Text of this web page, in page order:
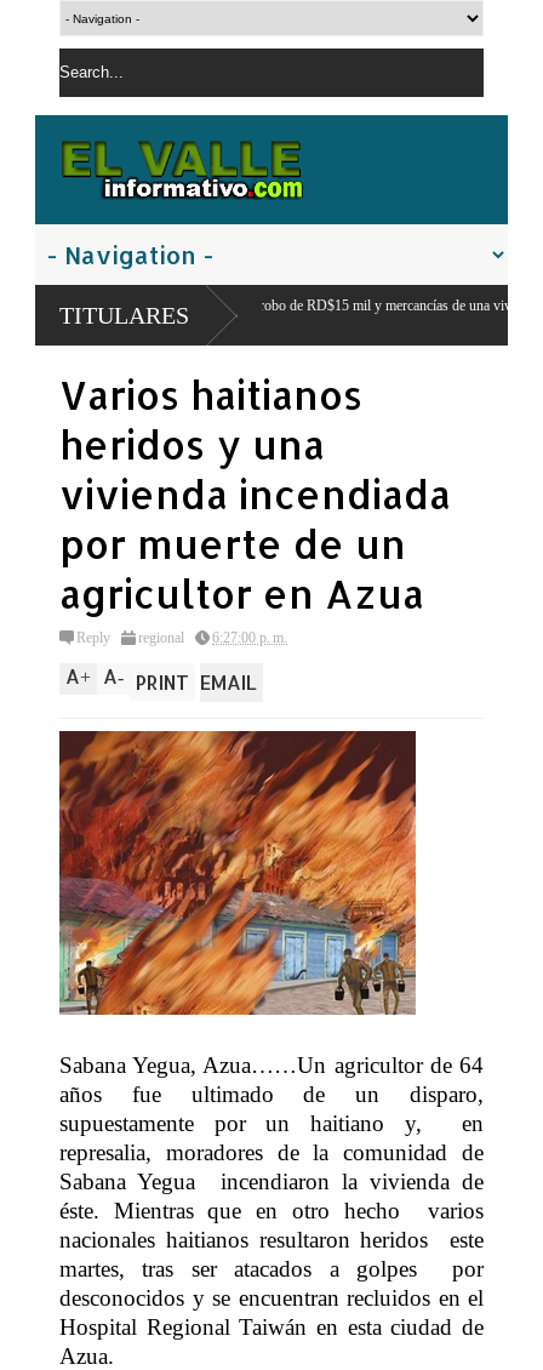
TITULARES
implicado en robo de RD$15 mil y mercancías de una vivienda en
Prisión
Varios haitianos
heridos y una
vivienda incendiada
por muerte de un
agricultor en Azua
Reply regional 6:27:00 p. m.
A+ A- PRINT EMAIL
Sabana Yegua, Azua……Un agricultor de 64
años fue ultimado de un disparo,
supuestamente por un haitiano y, en
represalia, moradores de la comunidad de
Sabana Yegua incendiaron la vivienda de
éste. Mientras que en otro hecho varios
nacionales haitianos resultaron heridos este
martes, tras ser atacados a golpes por
desconocidos y se encuentran recluidos en el
Hospital Regional Taiwán en esta ciudad de
Azua.